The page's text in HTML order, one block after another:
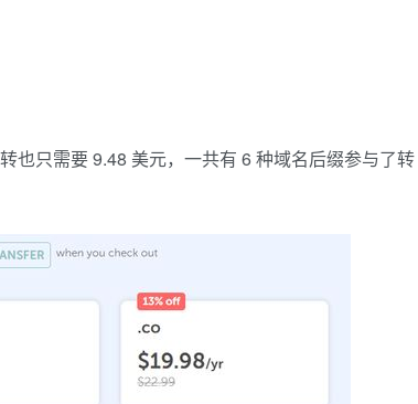
也只需要 9.48 美元，一共有 6 种域名后缀参与了转